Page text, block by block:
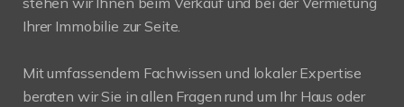
Ihrer Immobilie zur Seite.
Mit umfassendem Fachwissen und lokaler Expertise
beraten wir Sie in allen Fragen rund um Ihr Haus oder